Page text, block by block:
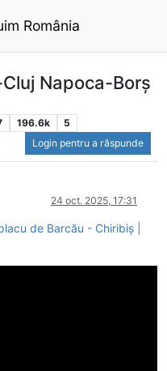
România
Napoca-Borș
196.6k
5
Login pentru a răspunde
24 oct. 2025, 17:31
de Barcău - Chiribiș |